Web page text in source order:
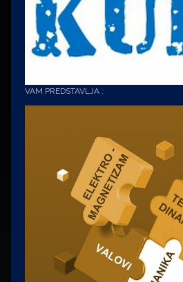
VAM PREDSTAVLJA :